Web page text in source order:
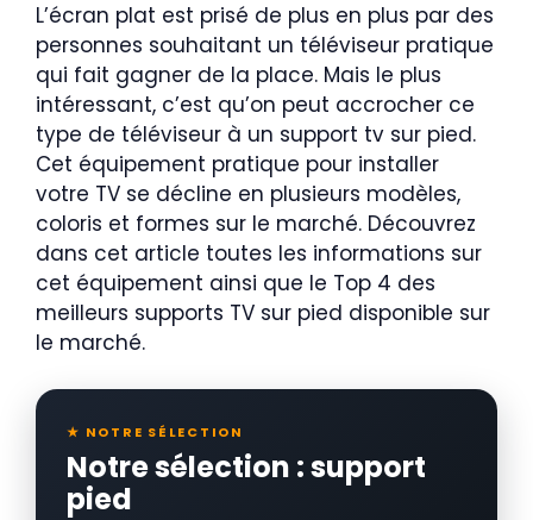
L’écran plat est prisé de plus en plus par des
personnes souhaitant un téléviseur pratique
qui fait gagner de la place. Mais le plus
intéressant, c’est qu’on peut accrocher ce
type de téléviseur à un support tv sur pied.
Cet équipement pratique pour installer
votre TV se décline en plusieurs modèles,
coloris et formes sur le marché. Découvrez
dans cet article toutes les informations sur
cet équipement ainsi que le Top 4 des
meilleurs supports TV sur pied disponible sur
le marché.
★ NOTRE SÉLECTION
Notre sélection : support
pied